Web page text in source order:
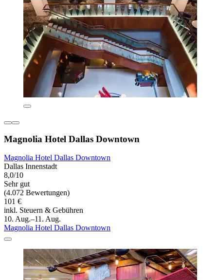
Magnolia Hotel Dallas Downtown
Magnolia Hotel Dallas Downtown
Dallas Innenstadt
8,0/10
Sehr gut
(4.072 Bewertungen)
101 €
inkl. Steuern & Gebühren
10. Aug.–11. Aug.
Magnolia Hotel Dallas Downtown